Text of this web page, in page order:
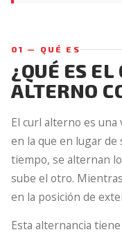
01 — QUÉ ES
¿QUÉ ES EL
ALTERNO
El curl alterno es
en la que en lugar de
tiempo, se alternan
sube el otro.
en la posición de
Esta alternancia